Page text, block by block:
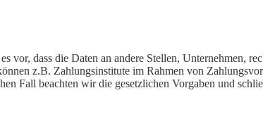
vor, dass die Daten an andere Stellen, Unternehmen,
z.B. Zahlungsinstitute im Rahmen von
Fall beachten wir die gesetzlichen Vorgaben und